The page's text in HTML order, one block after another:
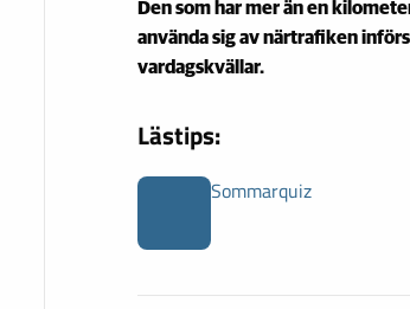
Den som har mer än en
använda sig av närtrafiken
vardagskvällar.
Lästips:
Sommarquiz